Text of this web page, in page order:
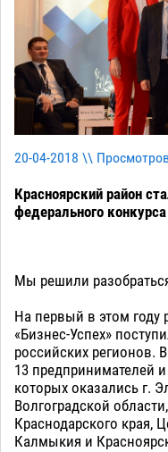
20-04-2018 \\
Красноярский район
федерального
Мы решили
На первый в этом году
«Бизнес-Успех»
российских регионов.
13 предпринимателей
которых оказались г.
Волгоградской
Краснодарского края,
Калмыкия и